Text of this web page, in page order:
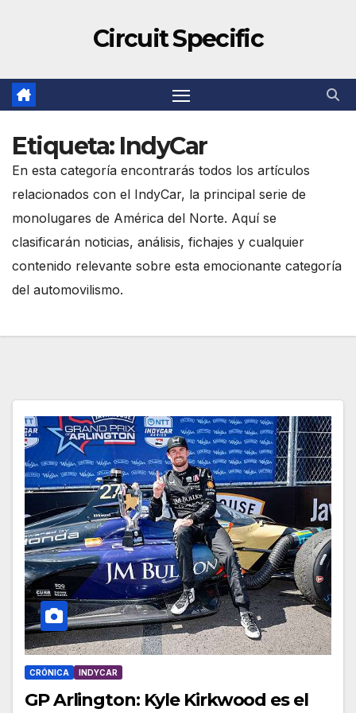
Circuit Specific
Etiqueta: IndyCar
En esta categoría encontrarás todos los artículos
relacionados con el IndyCar, la principal serie de
monolugares de América del Norte. Aquí se
clasificarán noticias, análisis, fichajes y cualquier
contenido relevante sobre esta emocionante categoría
del automovilismo.
CRÓNICA INDYCAR
GP Arlington: Kyle Kirkwood es el